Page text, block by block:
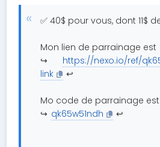
✅ 40$ pour vous, dont 11$
Mon lien de parrainage est
↪️
https://nexo.io/ref/
link
↩️
Mo code de parrainage est
↪️ qk65w51ndh ↩️